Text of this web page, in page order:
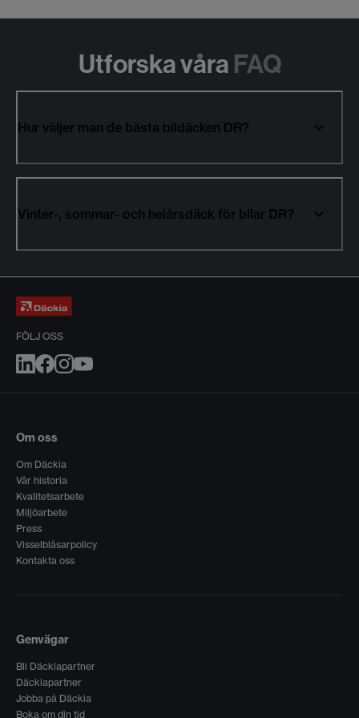
Utforska våra FAQ
Hur väljer man de bästa bildäcken DR?
Vinter-, sommar- och helårsdäck för bilar DR?
FÖLJ OSS
Om oss
Om Däckia
Vår historia
Kvalitetsarbete
Miljöarbete
Press
Visselblåsarpolicy
Kontakta oss
Genvägar
Bli Däckiapartner
Däckiapartner
Jobba på Däckia
Boka om din tid